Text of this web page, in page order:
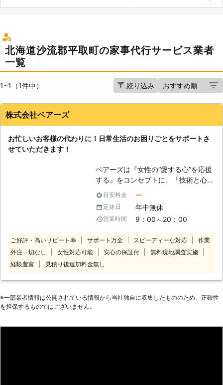
北海道沙流郡平取町の家事代行サービス業者
一覧
1~1（1件中） 絞り込み
株式会社ベアーズ
お忙しいお客様の代わりに！日常生活のお困りごとをサポートさ
せていただきます！
ベアーズは『女性の“愛する心”を応援
する』をコンセプトに、「技術と心の
向上に対する教育の徹底」と「感謝と
笑顔」という2つの“こだわり”を企業
理念に掲げ、常に“お客様感動度
120%”を目指しております。 家事代行
ーとして、以下をお約束いたします。
【安全】～登録スタッフ5200人～ ベ
アーズレディは全員直接雇用。 業界
せすることなく細やかで真心を込めた
サービスをご提供します。 【品質】
ンドから実技に至るまで、7つのオリ
目安料金 ー
定休日 年中無休
営業時間 9：00～20：00
ご好評・高いリピート率 サポート万全 スピーディーな対応
作業
外注一切なし
女性対応可能 安心の保証付
無料現地調査実施
経験豊富
見積り後追加料金無し
※⼀部業者情報は公開されている情報から当社独⾃に収集したもののため、正確性
を担保するものではございません。